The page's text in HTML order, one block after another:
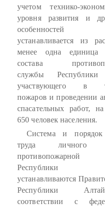
учетом технико-
уровня развития и
устанавливается из
менее одна единица
состава
службы
участвующего в
пожаров и проведении
спасательных работ,
650 человек населения.
Система и
труда личного
противопожарной
Республики
устанавливаются
Республики
соответствии с